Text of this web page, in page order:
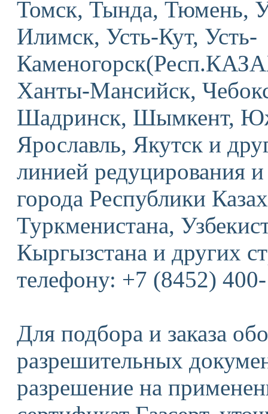
Томск, Тында, Тюмень,
Илимск, Усть-Кут, Усть-
Ханты-Мансийск,
Шадринск, Шымкент,
Ярославль, Якутск и
линией редуцирования и
города Республики
Туркменистана,
Кыргызстана и других
телефону: +7 (8452)
Для подбора и заказа
разрешительных
разрешение на